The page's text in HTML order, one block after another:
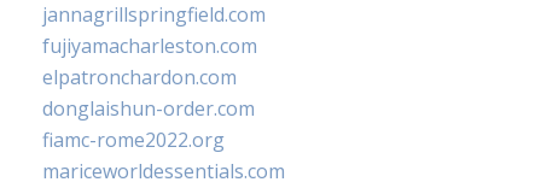
jannagrillspringfield.com
fujiyamacharleston.com
elpatronchardon.com
donglaishun-order.com
fiamc-rome2022.org
mariceworldessentials.com